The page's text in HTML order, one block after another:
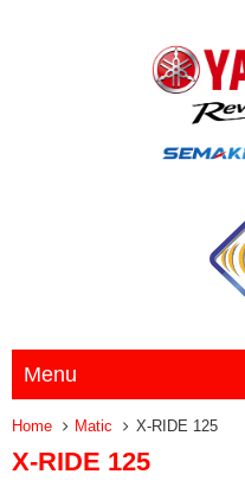
Menu
Home Matic X-RIDE 125
X-RIDE 125